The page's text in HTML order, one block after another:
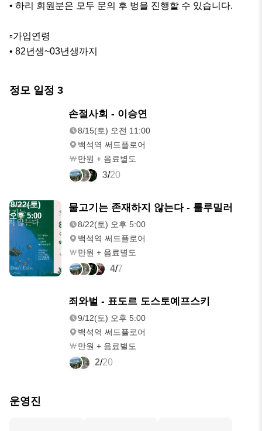
• 하리 회원분은 모두 문의 후 벙을 진행할 수 있습니다.
▫️가입연령
• 82년생~03년생까지
정모 일정 3
손절사회 - 이승연
8/15(토) 오전 11:00
백석역 써드플로어
만원 + 음료별도
3/20
8/22(토)
오후 5:00
물고기는 존재하지 않는다 - 룰루밀러
8/22(토) 오후 5:00
백석역 써드플로어
만원 + 음료별도
4/7
죄와벌 - 표도르 도스토예프스키
9/12(토) 오후 5:00
백석역 써드플로어
만원 + 음료별도
2/20
운영진